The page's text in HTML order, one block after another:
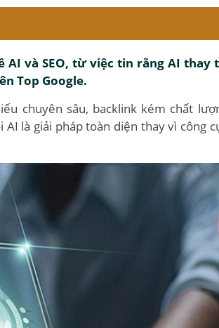
và SEO, từ việc tin rằng AI thay
Top Google.
chuyên sâu, backlink kém chất
là giải pháp toàn diện thay vì công